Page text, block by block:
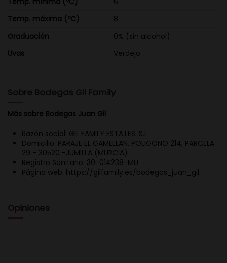
Temp. máxima (ºC)
8
Graduación
0% (sin alcohol)
Uvas
Verdejo
Sobre Bodegas Gil Family
Más sobre Bodegas Juan Gil
Razón social: GIL FAMILY ESTATES. S.L.
Domicilio: PARAJE EL GAMELLAN, POLIGONO 214, PARCELA
29 - 30520 -JUMILLA (MURCIA)
Registro Sanitario: 30-014238-MU
Página web: https://gilfamily.es/bodegas_juan_gil
Opiniones